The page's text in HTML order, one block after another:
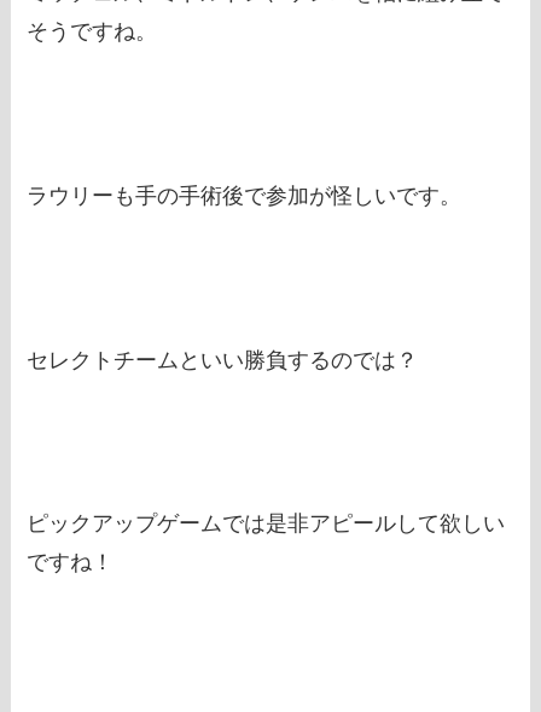
そうですね。
ラウリーも手の手術後で参加が怪しいです。
セレクトチームといい勝負するのでは？
ピックアップゲームでは是非アピールして欲しい
ですね！